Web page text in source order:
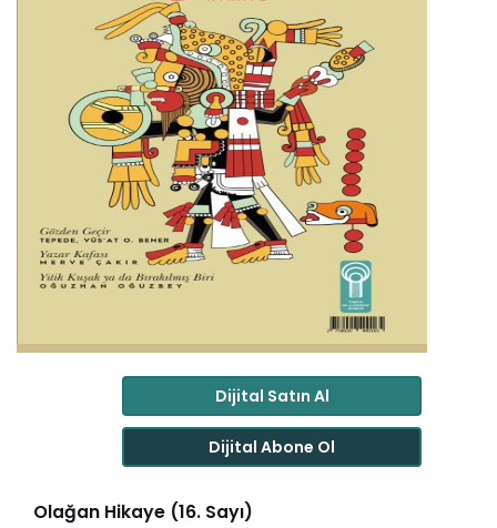
Dijital Satın Al
Dijital Abone Ol
Olağan Hikaye (16. Sayı)